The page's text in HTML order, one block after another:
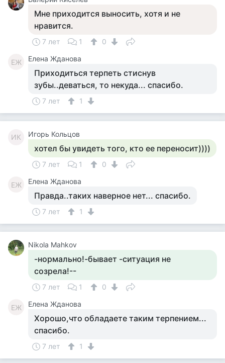
Мне приходится выносить, хотя и не
нравится.
7 лет 1 0
ЕЖ Елена Жданова
Приходиться терпеть стиснув
зубы..деваться, то некуда... спасибо.
7 лет 1
ИК Игорь Кольцов
хотел бы увидеть того, кто ее переносит))))
7 лет 1 0
ЕЖ Елена Жданова
Правда..таких наверное нет... спасибо.
7 лет 1
Nikola Mahkov
-нормально!-бывает -ситуация не
созрела!--
7 лет 1 0
ЕЖ Елена Жданова
Хорошо,что обладаете таким терпением...
спасибо.
7 лет 1